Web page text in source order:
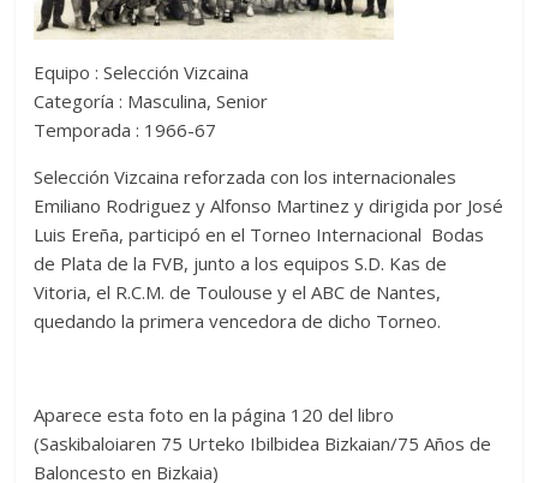
Equipo : Selección Vizcaina
Categoría : Masculina, Senior
Temporada : 1966-67
Selección Vizcaina reforzada con los internacionales
Emiliano Rodriguez y Alfonso Martinez y dirigida por José
Luis Ereña, participó en el Torneo Internacional Bodas
de Plata de la FVB, junto a los equipos S.D. Kas de
Vitoria, el R.C.M. de Toulouse y el ABC de Nantes,
quedando la primera vencedora de dicho Torneo.
Aparece esta foto en la página 120 del libro
(Saskibaloiaren 75 Urteko Ibilbidea Bizkaian/75 Años de
Baloncesto en Bizkaia)